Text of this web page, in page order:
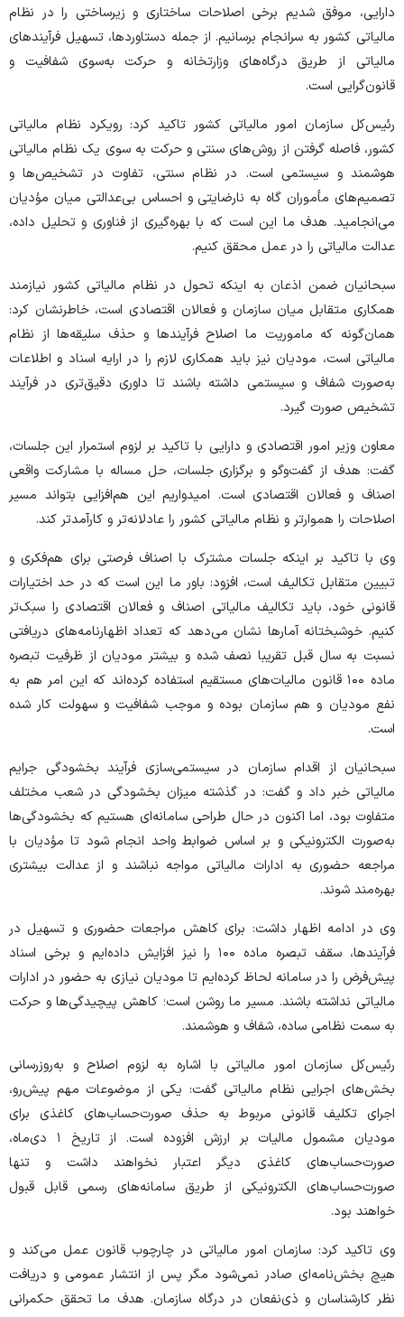
دارایی، موفق شدیم برخی اصلاحات ساختاری و زیرساختی را در نظام
مالیاتی کشور به سرانجام برسانیم. از جمله دستاوردها، تسهیل فرآیند‌های
مالیاتی از طریق درگاه‌های وزارتخانه و حرکت به‌سوی شفافیت و
قانون‌گرایی است.
رئیس‌کل سازمان امور مالیاتی کشور تاکید کرد: رویکرد نظام مالیاتی
کشور، فاصله گرفتن از روش‌های سنتی و حرکت به سوی یک نظام مالیاتی
هوشمند و سیستمی است. در نظام سنتی، تفاوت در تشخیص‌ها و
تصمیم‌های مأموران گاه به نارضایتی و احساس بی‌عدالتی میان مؤدیان
می‌انجامید. هدف ما این است که با بهره‌گیری از فناوری و تحلیل داده،
عدالت مالیاتی را در عمل محقق کنیم.
سبحانیان ضمن اذعان به اینکه تحول در نظام مالیاتی کشور نیازمند
همکاری متقابل میان سازمان و فعالان اقتصادی است، خاطرنشان کرد:
همان‌گونه که ماموریت ما اصلاح فرآیند‌ها و حذف سلیقه‌ها از نظام
مالیاتی است، مودیان نیز باید همکاری لازم را در ارایه اسناد و اطلاعات
به‌صورت شفاف و سیستمی داشته باشند تا داوری دقیق‌تری در فرآیند
تشخیص صورت گیرد.
معاون وزیر امور اقتصادی و دارایی با تاکید بر لزوم استمرار این جلسات،
گفت: هدف از گفت‌و‌گو و برگزاری جلسات، حل مساله با مشارکت واقعی
اصناف و فعالان اقتصادی است. امیدواریم این هم‌افزایی بتواند مسیر
اصلاحات را هموارتر و نظام مالیاتی کشور را عادلانه‌تر و کارآمدتر کند.
وی با تاکید بر اینکه جلسات مشترک با اصناف فرصتی برای هم‌فکری و
تبیین متقابل تکالیف است، افزود: باور ما این است که در حد اختیارات
قانونی خود، باید تکالیف مالیاتی اصناف و فعالان اقتصادی را سبک‌تر
کنیم. خوشبختانه آمار‌ها نشان می‌دهد که تعداد اظهارنامه‌های دریافتی
نسبت به سال قبل تقریبا نصف شده و بیشتر مودیان از ظرفیت تبصره
ماده ۱۰۰ قانون مالیات‌های مستقیم استفاده کرده‌اند که این امر هم به
نفع مودیان و هم سازمان بوده و موجب شفافیت و سهولت کار شده
است.
سبحانیان از اقدام سازمان در سیستمی‌سازی فرآیند بخشودگی جرایم
مالیاتی خبر داد و گفت: در گذشته میزان بخشودگی در شعب مختلف
متفاوت بود، اما اکنون در حال طراحی سامانه‌ای هستیم که بخشودگی‌ها
به‌صورت الکترونیکی و بر اساس ضوابط واحد انجام شود تا مؤدیان با
مراجعه حضوری به ادارات مالیاتی مواجه نباشند و از عدالت بیشتری
بهره‌مند شوند.
وی در ادامه اظهار داشت: برای کاهش مراجعات حضوری و تسهیل در
فرآیندها، سقف تبصره ماده ۱۰۰ را نیز افزایش داده‌ایم و برخی اسناد
پیش‌فرض را در سامانه لحاظ کرده‌ایم تا مودیان نیازی به حضور در ادارات
مالیاتی نداشته باشند. مسیر ما روشن است؛ کاهش پیچیدگی‌ها و حرکت
به سمت نظامی ساده، شفاف و هوشمند.
رئیس‌کل سازمان امور مالیاتی با اشاره به لزوم اصلاح و به‌روزرسانی
بخش‌های اجرایی نظام مالیاتی گفت: یکی از موضوعات مهم پیش‌رو،
اجرای تکلیف قانونی مربوط به حذف صورت‌حساب‌های کاغذی برای
مودیان مشمول مالیات بر ارزش افزوده است. از تاریخ ۱ دی‌ماه،
صورت‌حساب‌های کاغذی دیگر اعتبار نخواهند داشت و تنها
صورت‌حساب‌های الکترونیکی از طریق سامانه‌های رسمی قابل قبول
خواهند بود.
وی تاکید کرد: سازمان امور مالیاتی در چارچوب قانون عمل می‌کند و
هیچ بخش‌نامه‌ای صادر نمی‌شود مگر پس از انتشار عمومی و دریافت
نظر کارشناسان و ذی‌نفعان در درگاه سازمان. هدف ما تحقق حکمرانی